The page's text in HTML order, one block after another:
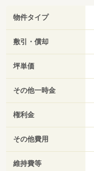
物件タイプ
敷引・償却
坪単価
その他一時金
権利金
その他費用
維持費等